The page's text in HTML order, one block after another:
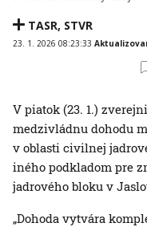
TASR, STVR
23. 1. 2026 08:23:33
V piatok (23. 1.)
medzivládnu dohodu
v oblasti civilnej
iného podkladom pre
jadrového bloku v
„Dohoda vytvára